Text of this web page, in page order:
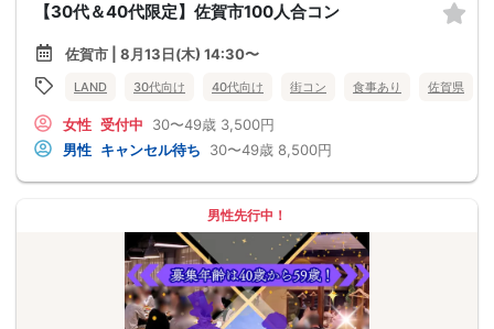
【30代＆40代限定】佐賀市100人合コン
佐賀市 | 8月13日(木) 14:30〜
LAND 30代向け 40代向け 街コン 食事あり 佐賀県
女性 受付中 30〜49歳 3,500円
男性 キャンセル待ち 30〜49歳 8,500円
男性先行中！